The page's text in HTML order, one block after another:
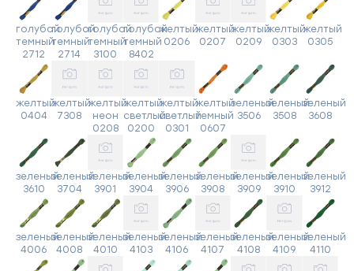
голубой
темный
2712
голубой
темный
2714
голубой
темный
3100
голубой
темный
8402
желтый
0206
желтый
0207
желтый
0209
желтый
0303
желтый
0305
желтый
0404
желтый
7308
желтый
неон
0208
желтый
светлый
0200
желтый
светлый
0301
желтый
темный
0607
зеленый
3506
зеленый
3508
зеленый
3608
зеленый
3610
зеленый
3704
зеленый
3901
зеленый
3904
зеленый
3906
зеленый
3908
зеленый
3909
зеленый
3910
зеленый
3912
зеленый
4006
зеленый
4008
зеленый
4010
зеленый
4103
зеленый
4106
зеленый
4107
зеленый
4108
зеленый
4109
зеленый
4110